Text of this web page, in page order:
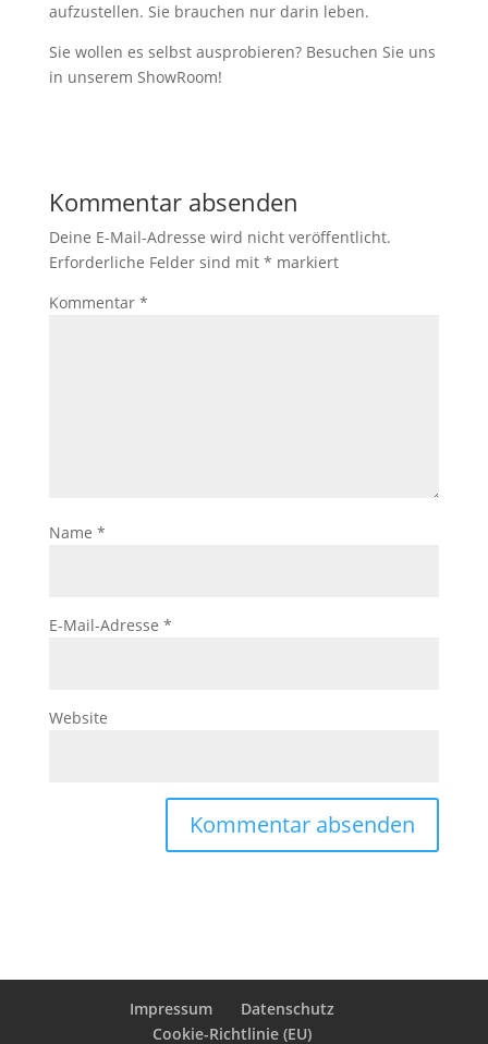
aufzustellen. Sie brauchen nur darin leben.
Sie wollen es selbst ausprobieren? Besuchen Sie uns
in unserem ShowRoom!
Kommentar absenden
Deine E-Mail-Adresse wird nicht veröffentlicht.
Erforderliche Felder sind mit * markiert
Kommentar *
Name *
E-Mail-Adresse *
Website
Impressum
Datenschutz
Cookie-Richtlinie (EU)